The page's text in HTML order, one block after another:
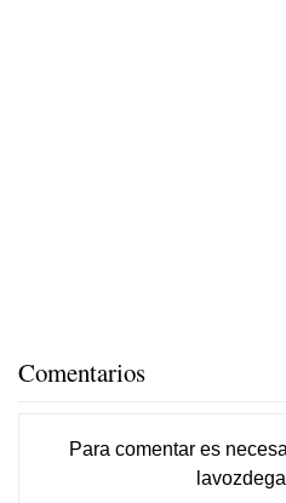
Comentarios
Para comentar es